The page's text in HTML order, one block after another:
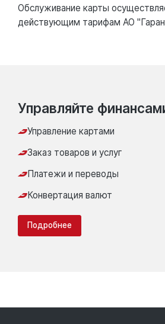
Обслуживание карты
действующим тарифам АО
Управляйте
Управление картами
Заказ товаров и услуг
Платежи и переводы
Конвертация валют
Подробнее